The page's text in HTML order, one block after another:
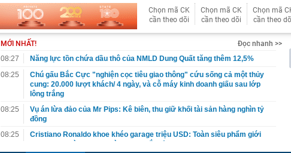
Chọn mã CK
cần theo dõi
Chọn mã CK
cần theo dõi
Chọn mã
cần theo
MỚI NHẤT!
Đọc nhanh >>
08:27
Năng lực tồn chứa dầu thô của NMLD Dung Quất tăng thêm 12,5%
08:25
Chú gấu Bắc Cực "nghiện cọc tiêu giao thông" cứu sống cả một thủy
cung: 20.000 lượt khách/ 4 ngày, và cỗ máy kinh doanh giấu sau lớp
lông trắng
08:25
Vụ án lừa đảo của Mr Pips: Kê biên, thu giữ khối tài sản hàng nghìn tỷ
đồng
08:25
Cristiano Ronaldo khoe khéo garage triệu USD: Toàn siêu phẩm giới